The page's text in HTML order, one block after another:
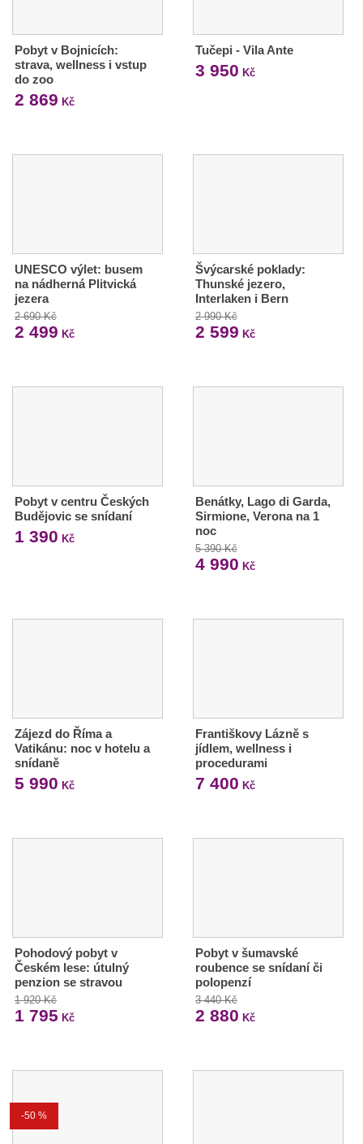
Pobyt v Bojnicích:
strava, wellness i vstup
do zoo
2 869 Kč
Tučepi - Vila Ante
3 950 Kč
UNESCO výlet: busem
na nádherná Plitvická
jezera
2 690 Kč
2 499 Kč
Švýcarské poklady:
Thunské jezero,
Interlaken i Bern
2 990 Kč
2 599 Kč
Pobyt v centru Českých
Budějovic se snídaní
1 390 Kč
Benátky, Lago di Garda,
Sirmione, Verona na 1
noc
5 390 Kč
4 990 Kč
Zájezd do Říma a
Vatikánu: noc v hotelu a
snídaně
5 990 Kč
Františkovy Lázně s
jídlem, wellness i
procedurami
7 400 Kč
Pohodový pobyt v
Českém lese: útulný
penzion se stravou
1 920 Kč
1 795 Kč
Pobyt v šumavské
roubence se snídaní či
polopenzí
3 440 Kč
2 880 Kč
-50 %